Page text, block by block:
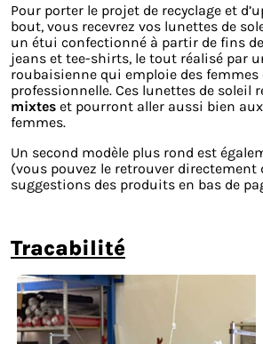
Pour porter le projet de recyclage et
bout, vous recevrez vos lunettes de
un étui confectionné à partir de fins
jeans et tee-shirts, le tout réalisé par
roubaisienne qui emploie des
professionnelle. Ces lunettes de soleil
mixtes et pourront aller aussi bien
femmes.
Un second modèle plus rond est
(vous pouvez le retrouver directement
suggestions des produits en bas de
tracabilité